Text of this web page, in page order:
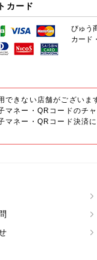
カード
びゅう
カード
できない店舗がございま
マネー・QRコードのチ
マネー・QRコード決済